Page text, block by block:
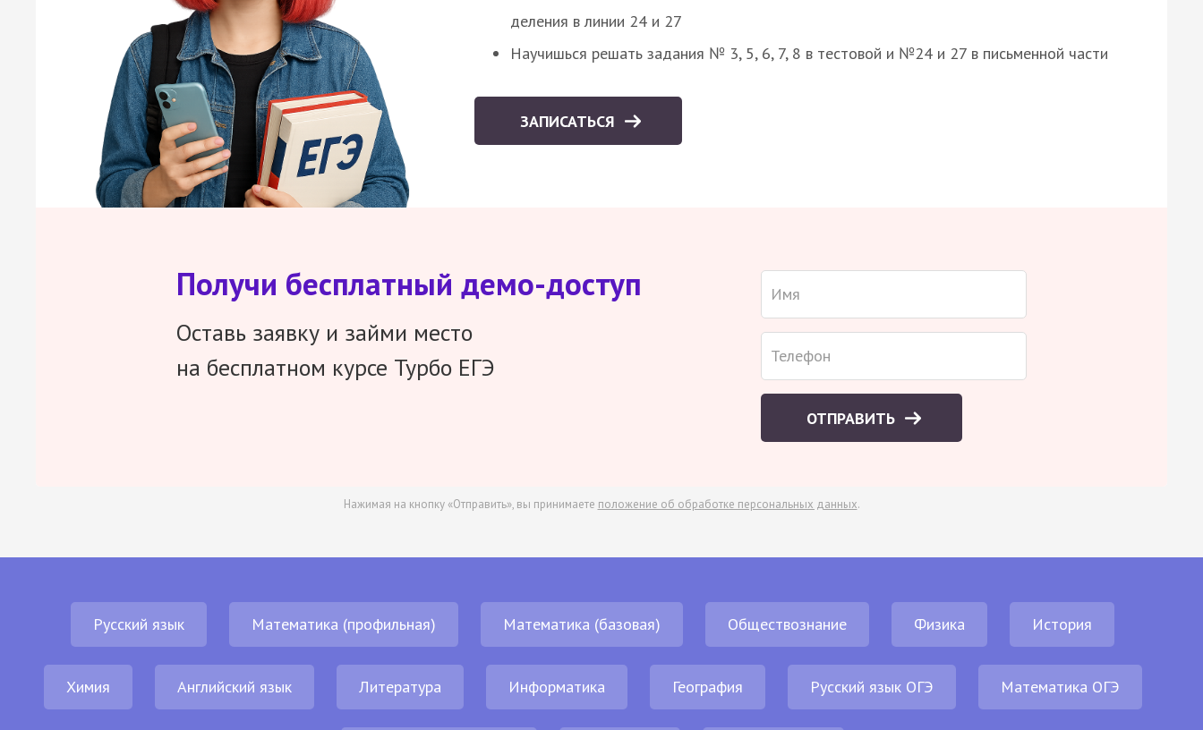
деления в линии 24 и 27
Научишься решать задания № 3, 5, 6, 7, 8 в тестовой и №24 и 27 в письменной части
ЗАПИСАТЬСЯ
Получи бесплатный демо-доступ
Оставь заявку и займи место
на бесплатном курсе Турбо ЕГЭ
ОТПРАВИТЬ
Нажимая на кнопку «Отправить», вы принимаете положение об обработке персональных данных.
Русский язык Математика (профильная) Математика (базовая) Обществознание Физика История
Химия Английский язык Литература Информатика География Русский язык ОГЭ Математика ОГЭ